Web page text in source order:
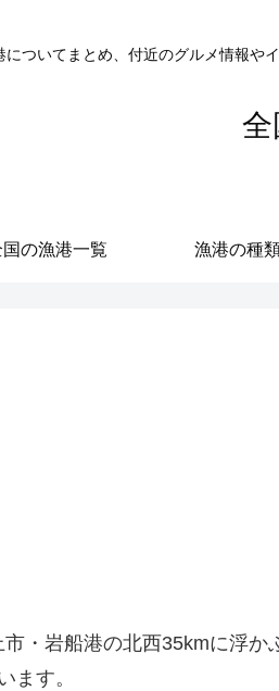
についてまとめ、付近のグルメ情報や
全
国の漁港一覧 漁港の種
・岩船港の北西35kmに浮か
ます。